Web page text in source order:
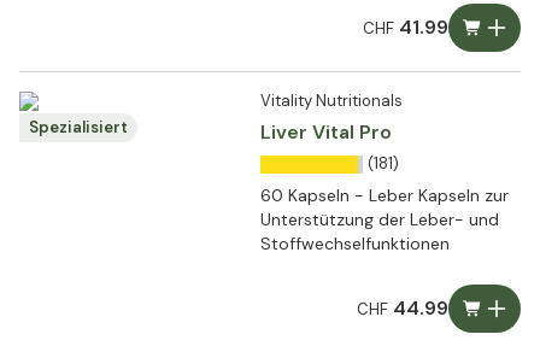
CHF41.99
Spezialisiert
Vitality Nutritionals
Liver Vital Pro
(181)
60 Kapseln - Leber Kapseln zur
Unterstützung der Leber- und
Stoffwechselfunktionen
CHF44.99